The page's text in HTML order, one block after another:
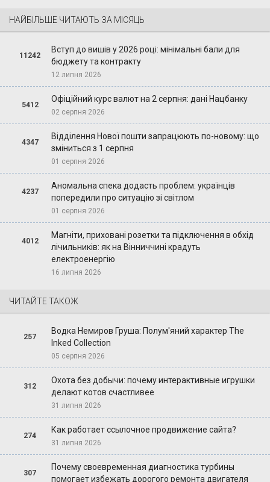
НАЙБІЛЬШЕ ЧИТАЮТЬ ЗА МІСЯЦЬ
11242
Вступ до вишів у 2026 році: мінімальні бали для
бюджету та контракту
12 липня 2026
5412
Офіційний курс валют на 2 серпня: дані Нацбанку
02 серпня 2026
4347
Відділення Нової пошти запрацюють по-новому: що
зміниться з 1 серпня
01 серпня 2026
4237
Аномальна спека додасть проблем: українців
попередили про ситуацію зі світлом
01 серпня 2026
4012
Магніти, приховані розетки та підключення в обхід
лічильників: як на Вінниччині крадуть
електроенергію
16 липня 2026
ЧИТАЙТЕ ТАКОЖ
257
Водка Немиров Груша: Полум'яний характер The
Inked Collection
05 серпня 2026
312
Охота без добычи: почему интерактивные игрушки
делают котов счастливее
31 липня 2026
274
Как работает ссылочное продвижение сайта?
31 липня 2026
307
Почему своевременная диагностика турбины
помогает избежать дорогого ремонта двигателя